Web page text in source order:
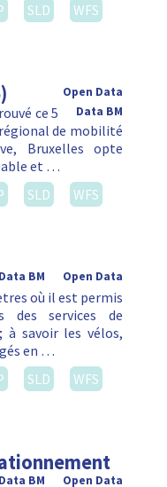
SLD
WFS
Open Data
Data BM
ce 5
de mobilité
Bruxelles opte
et …
SLD
WFS
Open Data
Data BM
où il est permis
des services de
savoir les vélos,
en …
SLD
WFS
Open Data
Data BM